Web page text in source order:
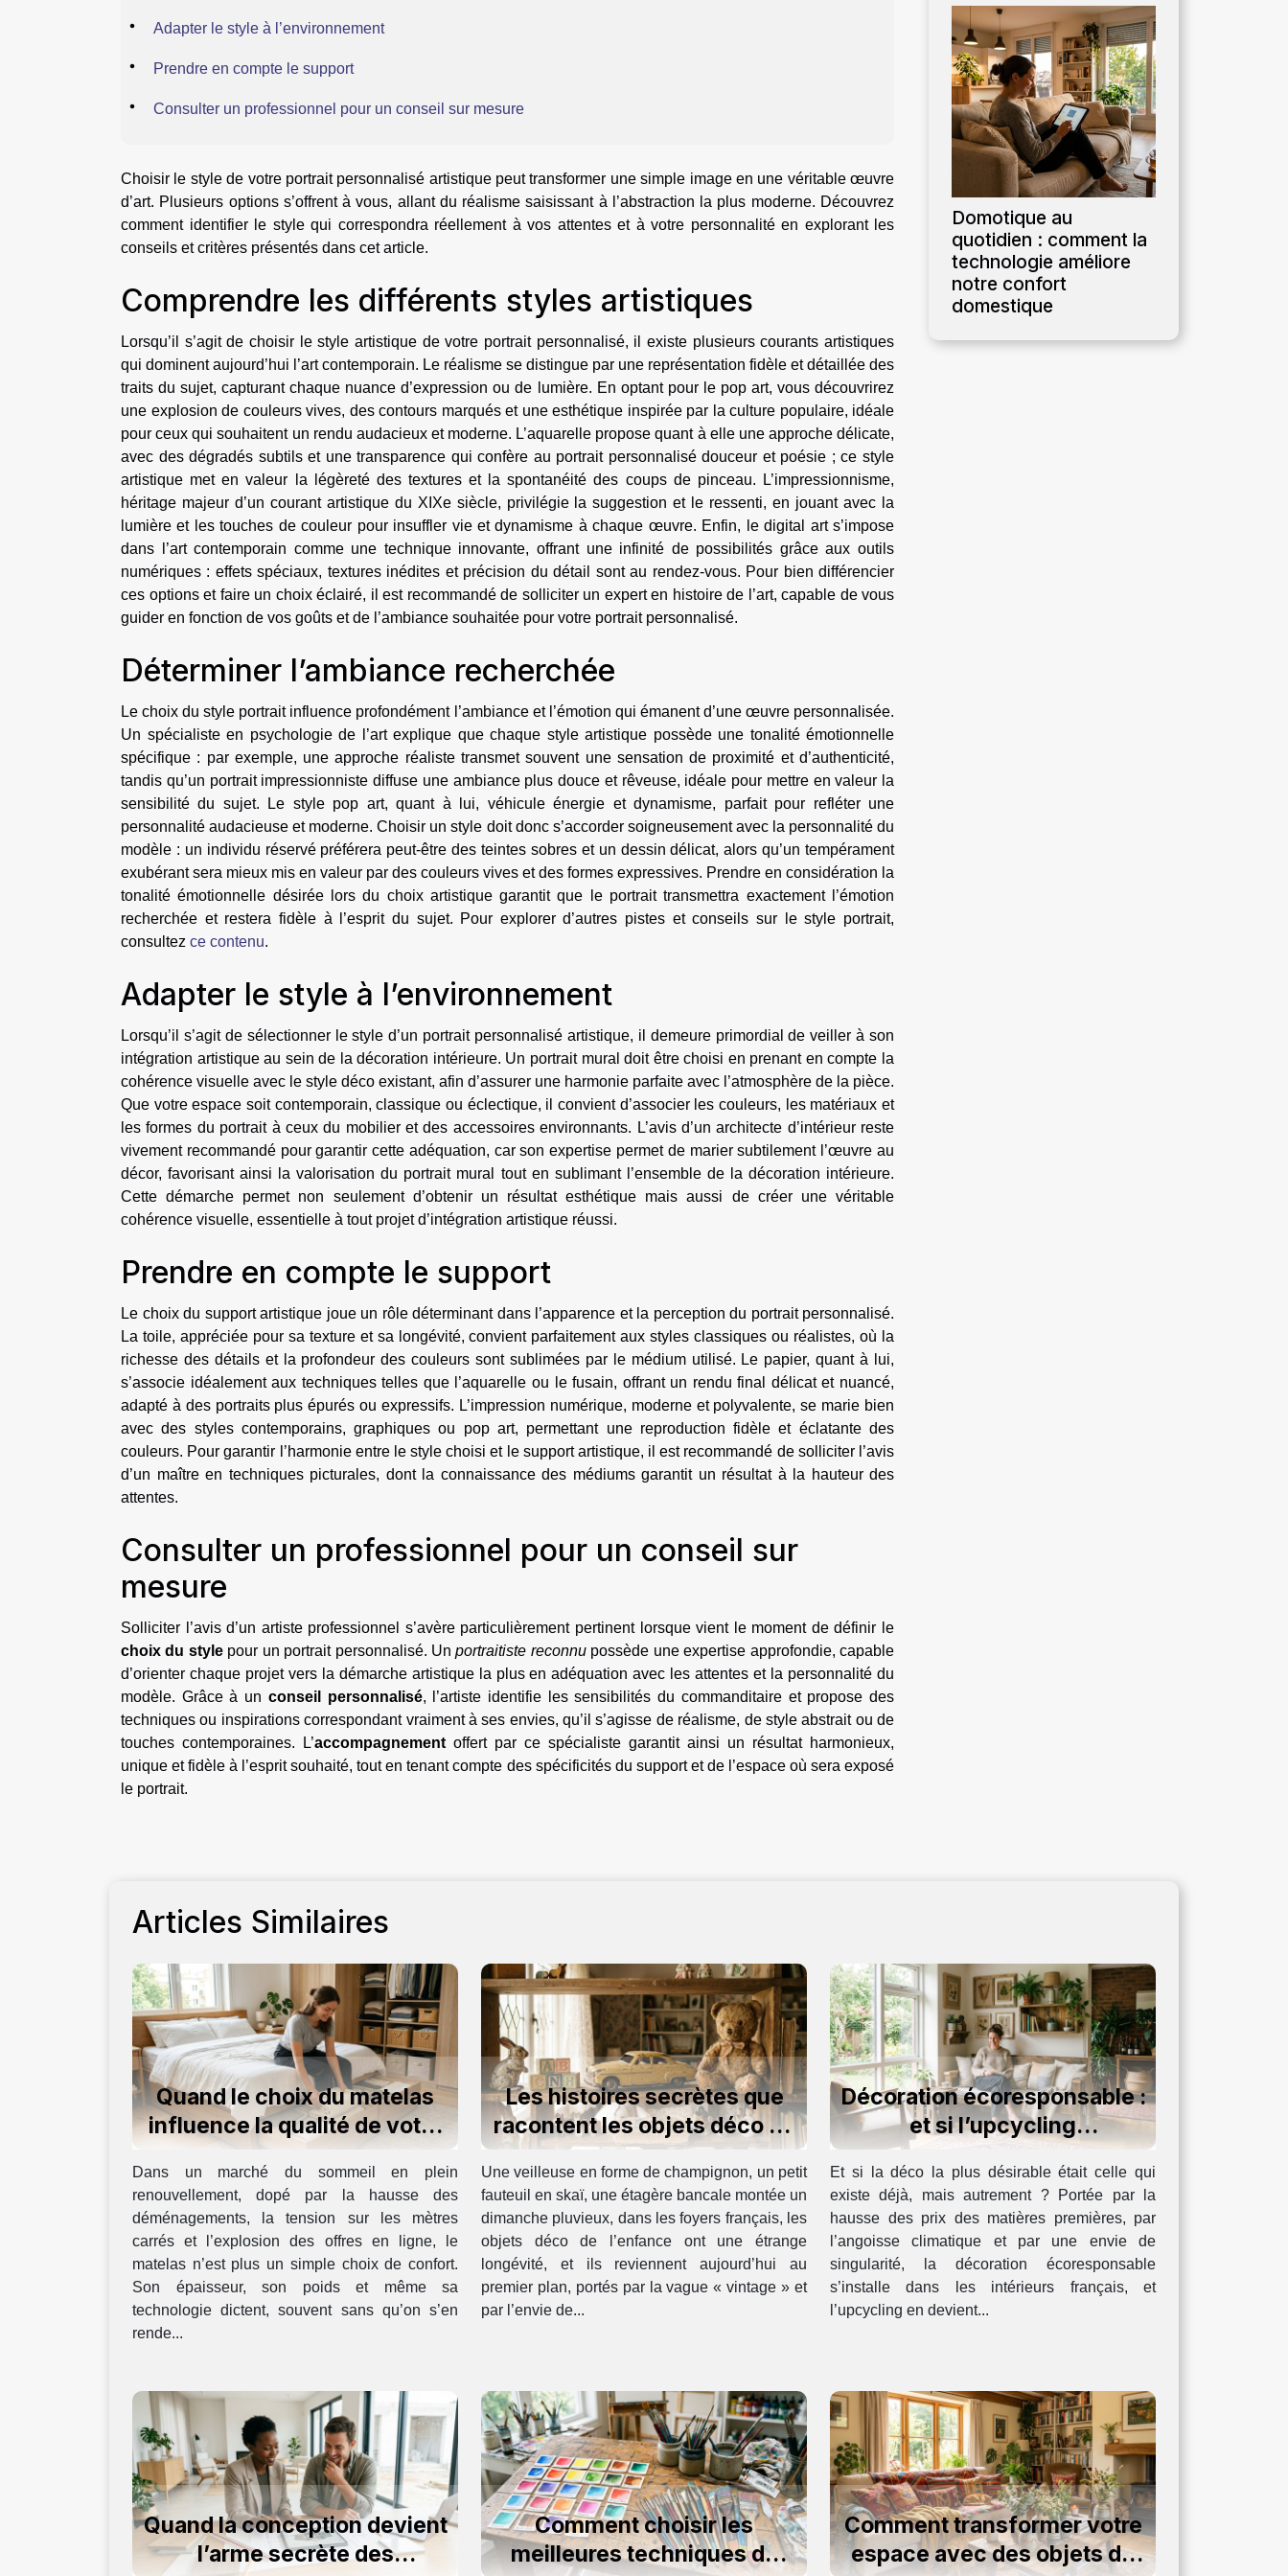
Adapter le style à l’environnement
Prendre en compte le support
Consulter un professionnel pour un conseil sur mesure
Choisir le style de votre portrait personnalisé artistique peut transformer une simple image en une véritable œuvre
d’art. Plusieurs options s’offrent à vous, allant du réalisme saisissant à l’abstraction la plus moderne. Découvrez
comment identifier le style qui correspondra réellement à vos attentes et à votre personnalité en explorant les
conseils et critères présentés dans cet article.
Comprendre les différents styles artistiques
Lorsqu’il s’agit de choisir le style artistique de votre portrait personnalisé, il existe plusieurs courants artistiques
qui dominent aujourd’hui l’art contemporain. Le réalisme se distingue par une représentation fidèle et détaillée des
traits du sujet, capturant chaque nuance d’expression ou de lumière. En optant pour le pop art, vous découvrirez
une explosion de couleurs vives, des contours marqués et une esthétique inspirée par la culture populaire, idéale
pour ceux qui souhaitent un rendu audacieux et moderne. L’aquarelle propose quant à elle une approche délicate,
avec des dégradés subtils et une transparence qui confère au portrait personnalisé douceur et poésie ; ce style
artistique met en valeur la légèreté des textures et la spontanéité des coups de pinceau. L’impressionnisme,
héritage majeur d’un courant artistique du XIXe siècle, privilégie la suggestion et le ressenti, en jouant avec la
lumière et les touches de couleur pour insuffler vie et dynamisme à chaque œuvre. Enfin, le digital art s’impose
dans l’art contemporain comme une technique innovante, offrant une infinité de possibilités grâce aux outils
numériques : effets spéciaux, textures inédites et précision du détail sont au rendez-vous. Pour bien différencier
ces options et faire un choix éclairé, il est recommandé de solliciter un expert en histoire de l’art, capable de vous
guider en fonction de vos goûts et de l’ambiance souhaitée pour votre portrait personnalisé.
Déterminer l’ambiance recherchée
Le choix du style portrait influence profondément l’ambiance et l’émotion qui émanent d’une œuvre personnalisée.
Un spécialiste en psychologie de l’art explique que chaque style artistique possède une tonalité émotionnelle
spécifique : par exemple, une approche réaliste transmet souvent une sensation de proximité et d’authenticité,
tandis qu’un portrait impressionniste diffuse une ambiance plus douce et rêveuse, idéale pour mettre en valeur la
sensibilité du sujet. Le style pop art, quant à lui, véhicule énergie et dynamisme, parfait pour refléter une
personnalité audacieuse et moderne. Choisir un style doit donc s’accorder soigneusement avec la personnalité du
modèle : un individu réservé préférera peut-être des teintes sobres et un dessin délicat, alors qu’un tempérament
exubérant sera mieux mis en valeur par des couleurs vives et des formes expressives. Prendre en considération la
tonalité émotionnelle désirée lors du choix artistique garantit que le portrait transmettra exactement l’émotion
recherchée et restera fidèle à l’esprit du sujet. Pour explorer d’autres pistes et conseils sur le style portrait,
consultez ce contenu.
Adapter le style à l’environnement
Lorsqu’il s’agit de sélectionner le style d’un portrait personnalisé artistique, il demeure primordial de veiller à son
intégration artistique au sein de la décoration intérieure. Un portrait mural doit être choisi en prenant en compte la
cohérence visuelle avec le style déco existant, afin d’assurer une harmonie parfaite avec l’atmosphère de la pièce.
Que votre espace soit contemporain, classique ou éclectique, il convient d’associer les couleurs, les matériaux et
les formes du portrait à ceux du mobilier et des accessoires environnants. L’avis d’un architecte d’intérieur reste
vivement recommandé pour garantir cette adéquation, car son expertise permet de marier subtilement l’œuvre au
décor, favorisant ainsi la valorisation du portrait mural tout en sublimant l’ensemble de la décoration intérieure.
Cette démarche permet non seulement d’obtenir un résultat esthétique mais aussi de créer une véritable
cohérence visuelle, essentielle à tout projet d’intégration artistique réussi.
Prendre en compte le support
Le choix du support artistique joue un rôle déterminant dans l’apparence et la perception du portrait personnalisé.
La toile, appréciée pour sa texture et sa longévité, convient parfaitement aux styles classiques ou réalistes, où la
richesse des détails et la profondeur des couleurs sont sublimées par le médium utilisé. Le papier, quant à lui,
s’associe idéalement aux techniques telles que l’aquarelle ou le fusain, offrant un rendu final délicat et nuancé,
adapté à des portraits plus épurés ou expressifs. L’impression numérique, moderne et polyvalente, se marie bien
avec des styles contemporains, graphiques ou pop art, permettant une reproduction fidèle et éclatante des
couleurs. Pour garantir l’harmonie entre le style choisi et le support artistique, il est recommandé de solliciter l’avis
d’un maître en techniques picturales, dont la connaissance des médiums garantit un résultat à la hauteur des
attentes.
Consulter un professionnel pour un conseil sur
mesure
Solliciter l’avis d’un artiste professionnel s’avère particulièrement pertinent lorsque vient le moment de définir le
choix du stylepour un portrait personnalisé. Unportraitiste reconnupossède une expertise approfondie, capable
d’orienter chaque projet vers la démarche artistique la plus en adéquation avec les attentes et la personnalité du
modèle. Grâce à un conseil personnalisé, l’artiste identifie les sensibilités du commanditaire et propose des
techniques ou inspirations correspondant vraiment à ses envies, qu’il s’agisse de réalisme, de style abstrait ou de
touches contemporaines. L’accompagnement offert par ce spécialiste garantit ainsi un résultat harmonieux,
unique et fidèle à l’esprit souhaité, tout en tenant compte des spécificités du support et de l’espace où sera exposé
le portrait.
Domotique au
quotidien : comment la
technologie améliore
notre confort
domestique
Articles Similaires
Quand le choix du matelas
influence la qualité de votre
rangement
Dans un marché du sommeil en plein
renouvellement, dopé par la hausse des
déménagements, la tension sur les mètres
carrés et l’explosion des offres en ligne, le
matelas n’est plus un simple choix de confort.
Son épaisseur, son poids et même sa
technologie dictent, souvent sans qu’on s’en
rende...
Les histoires secrètes que
racontent les objets déco de
notre enfance
Une veilleuse en forme de champignon, un petit
fauteuil en skaï, une étagère bancale montée un
dimanche pluvieux, dans les foyers français, les
objets déco de l’enfance ont une étrange
longévité, et ils reviennent aujourd’hui au
premier plan, portés par la vague « vintage » et
par l’envie de...
Décoration écoresponsable :
et si l’upcycling
personnalisait votre intérieur
?
Et si la déco la plus désirable était celle qui
existe déjà, mais autrement ? Portée par la
hausse des prix des matières premières, par
l’angoisse climatique et par une envie de
singularité, la décoration écoresponsable
s’installe dans les intérieurs français, et
l’upcycling en devient...
Quand la conception devient
l’arme secrète des
Comment choisir les
meilleures techniques de
Comment transformer votre
espace avec des objets de